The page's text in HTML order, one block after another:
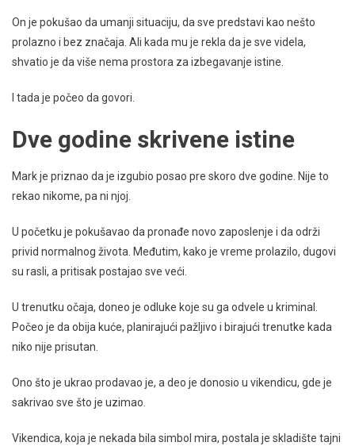
On je pokušao da umanji situaciju, da sve predstavi kao nešto
prolazno i bez značaja. Ali kada mu je rekla da je sve videla,
shvatio je da više nema prostora za izbegavanje istine.
I tada je počeo da govori.
Dve godine skrivene istine
Mark je priznao da je izgubio posao pre skoro dve godine. Nije to
rekao nikome, pa ni njoj.
U početku je pokušavao da pronađe novo zaposlenje i da održi
privid normalnog života. Međutim, kako je vreme prolazilo, dugovi
su rasli, a pritisak postajao sve veći.
U trenutku očaja, doneo je odluke koje su ga odvele u kriminal.
Počeo je da obija kuće, planirajući pažljivo i birajući trenutke kada
niko nije prisutan.
Ono što je ukrao prodavao je, a deo je donosio u vikendicu, gde je
sakrivao sve što je uzimao.
Vikendica, koja je nekada bila simbol mira, postala je skladište tajni